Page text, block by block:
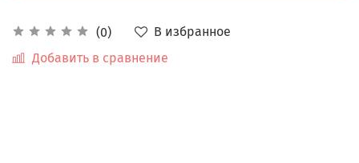
(0)
В избранное
Добавить в сравнение